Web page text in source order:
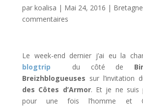
par koalisa | Mai 24, 2016 | Bretagne
commentaires
Le week-end dernier j’ai eu la
blogtrip
du côté de
Breizhblogueuses sur l’invitation
des Côtes d’Armor. Et je ne suis
pour une fois l’homme et